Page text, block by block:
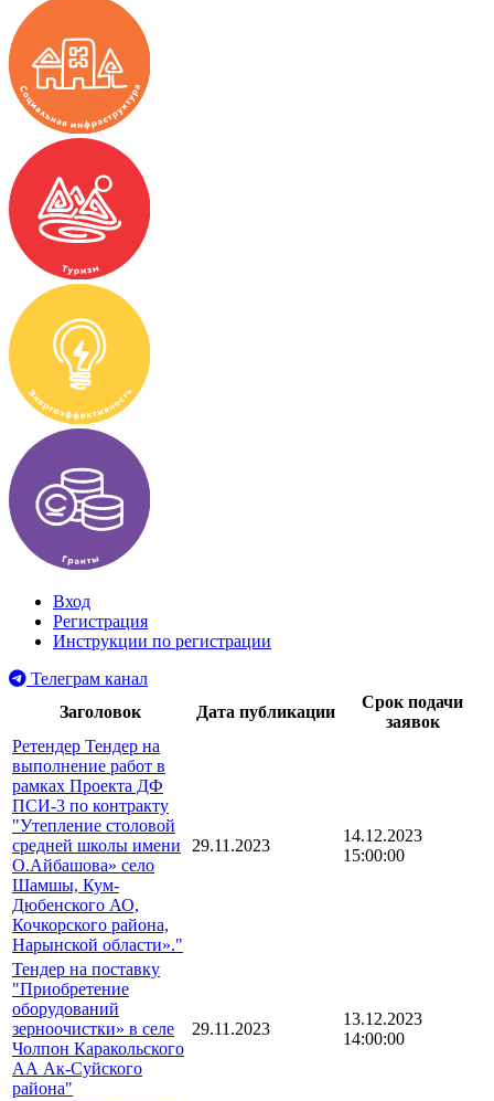
Вход
Регистрация
Инструкции по регистрации
Телеграм канал
Заголовок
Дата публикации
Срок подачи
заявок
Ретендер Тендер на
выполнение работ в
рамках Проекта ДФ
ПСИ-3 по контракту
"Утепление столовой
средней школы имени
О.Айбашова» село
Шамшы, Кум-
Дюбенского АО,
Кочкорского района,
Нарынской области»."
29.11.2023
14.12.2023
15:00:00
Тендер на поставку
"Приобретение
оборудований
зерноочистки» в селе
Чолпон Каракольского
АА Ак-Суйского
района"
29.11.2023
13.12.2023
14:00:00